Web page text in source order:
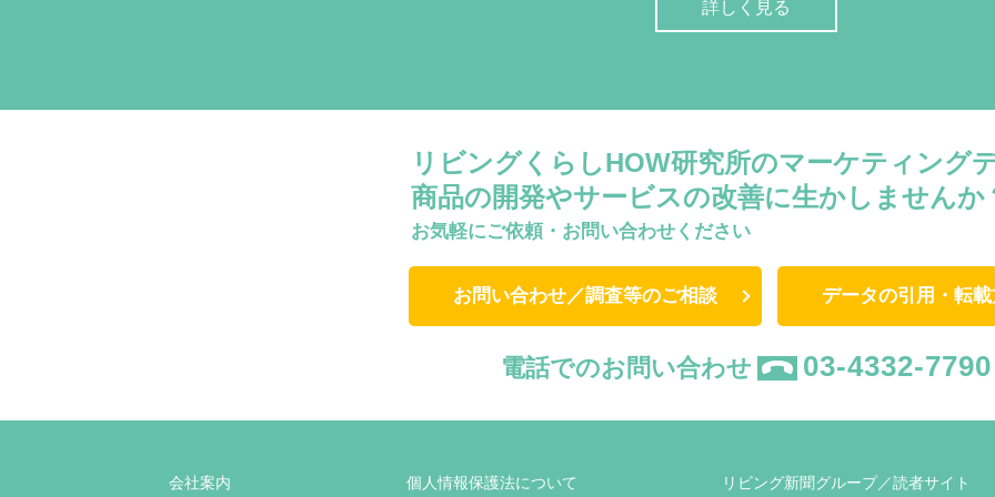
詳しく見る
リビングくらしHOW研究所のマーケティング
商品の開発やサービスの改善に生かしませんか
お気軽にご依頼・お問い合わせください
お問い合わせ／調査等のご相談 データの引用・転
電話でのお問い合わせ 03-4332-7790
会社案内 個人情報保護法について リビング新聞グループ／読者サイト